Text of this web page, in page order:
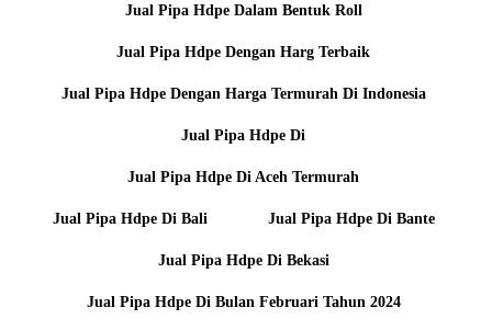
Jual Pipa Hdpe Dalam Bentuk Roll
Jual Pipa Hdpe Dengan Harg Terbaik
Jual Pipa Hdpe Dengan Harga Termurah Di Indonesia
Jual Pipa Hdpe Di
Jual Pipa Hdpe Di Aceh Termurah
Jual Pipa Hdpe Di Bali Jual Pipa Hdpe Di Bante
Jual Pipa Hdpe Di Bekasi
Jual Pipa Hdpe Di Bulan Februari Tahun 2024